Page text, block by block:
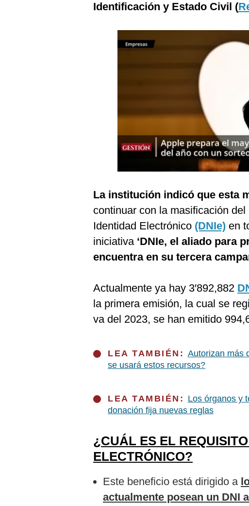
Identificación y Estado Civil (
La institución indicó que esta
continuar con la masificación
Identidad Electrónico (DNIe) en
iniciativa ‘DNIe, el aliado para
encuentra en su tercera
Actualmente ya hay 3′892,882
la primera emisión, la cual se
va del 2023, se han emitido
LEA TAMBIÉN: Autorizan más
se usará estos recursos?
LEA TAMBIÉN: Los órganos y
donación fija nuevas reglas
¿CUÁL ES EL
ELECTRÓNICO?
Este beneficio está dirigido a
actualmente posean un DNI